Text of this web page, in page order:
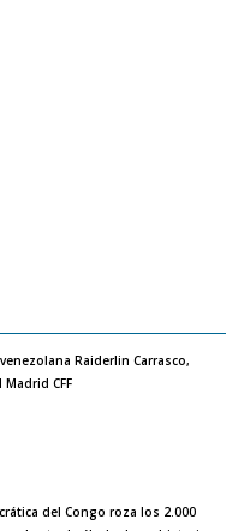
Raiderlin Carrasco,
CFF
del Congo roza los 2.000